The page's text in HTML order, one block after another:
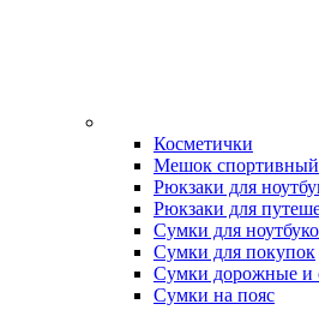
Косметички
Мешок спортивный
Рюкзаки для
Рюкзаки для
Сумки для
Сумки для покупок
Сумки дорожные и
Сумки на пояс